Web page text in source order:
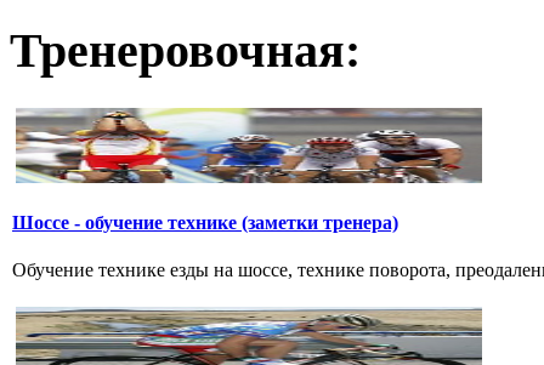
Тренеровочная:
Шоссе - обучение технике (заметки тренера)
Обучение технике езды на шоссе, технике поворота,